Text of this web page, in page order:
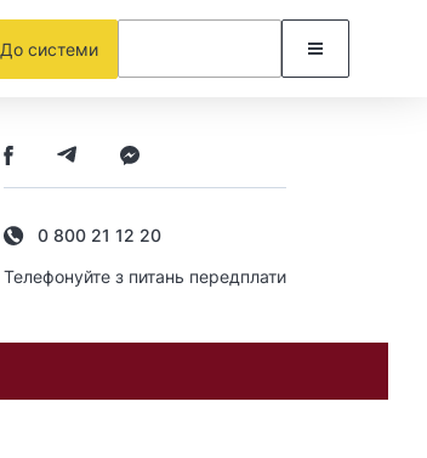
До системи
0 800 21 12 20
Телефонуйте з питань передплати